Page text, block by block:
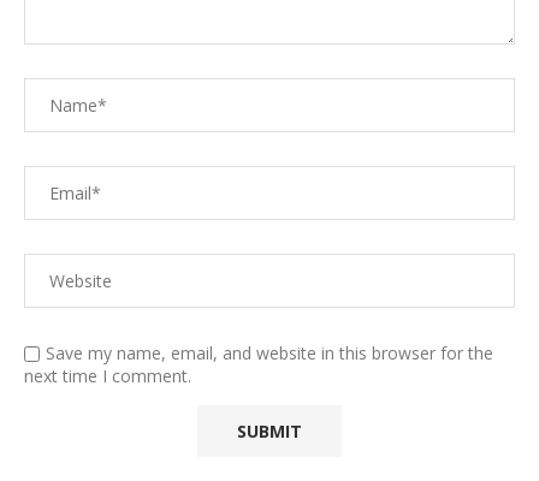
Save my name, email, and website in this browser for the
next time I comment.